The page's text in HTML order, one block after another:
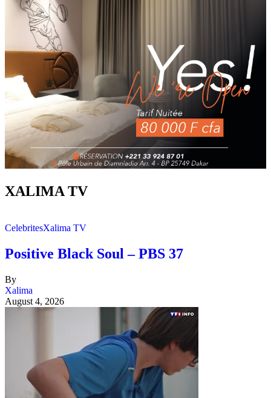
XALIMA TV
CelebritesXalima TV
Positive Black Soul – PBS 37
By
Xalima
August 4, 2026